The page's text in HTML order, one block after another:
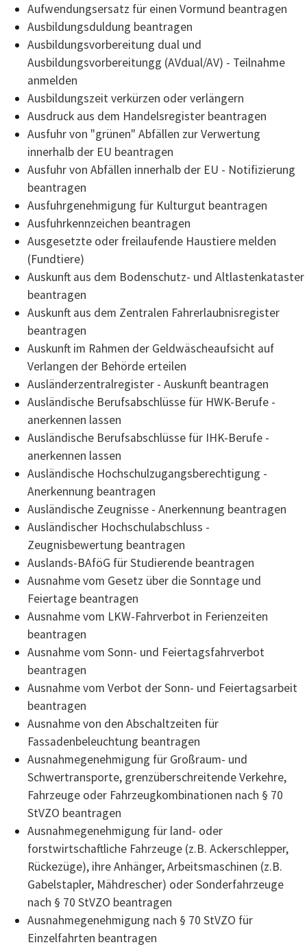
Aufwendungsersatz für einen Vormund beantragen
Ausbildungsduldung beantragen
Ausbildungsvorbereitung dual und
Ausbildungsvorbereitungg (AVdual/AV) - Teilnahme
anmelden
Ausbildungszeit verkürzen oder verlängern
Ausdruck aus dem Handelsregister beantragen
Ausfuhr von "grünen" Abfällen zur Verwertung
innerhalb der EU beantragen
Ausfuhr von Abfällen innerhalb der EU - Notifizierung
beantragen
Ausfuhrgenehmigung für Kulturgut beantragen
Ausfuhrkennzeichen beantragen
Ausgesetzte oder freilaufende Haustiere melden
(Fundtiere)
Auskunft aus dem Bodenschutz- und Altlastenkataster
beantragen
Auskunft aus dem Zentralen Fahrerlaubnisregister
beantragen
Auskunft im Rahmen der Geldwäscheaufsicht auf
Verlangen der Behörde erteilen
Ausländerzentralregister - Auskunft beantragen
Ausländische Berufsabschlüsse für HWK-Berufe -
anerkennen lassen
Ausländische Berufsabschlüsse für IHK-Berufe -
anerkennen lassen
Ausländische Hochschulzugangsberechtigung -
Anerkennung beantragen
Ausländische Zeugnisse - Anerkennung beantragen
Ausländischer Hochschulabschluss -
Zeugnisbewertung beantragen
Auslands-BAföG für Studierende beantragen
Ausnahme vom Gesetz über die Sonntage und
Feiertage beantragen
Ausnahme vom LKW-Fahrverbot in Ferienzeiten
beantragen
Ausnahme vom Sonn- und Feiertagsfahrverbot
beantragen
Ausnahme vom Verbot der Sonn- und Feiertagsarbeit
beantragen
Ausnahme von den Abschaltzeiten für
Fassadenbeleuchtung beantragen
Ausnahmegenehmigung für Großraum- und
Schwertransporte, grenzüberschreitende Verkehre,
Fahrzeuge oder Fahrzeugkombinationen nach § 70
StVZO beantragen
Ausnahmegenehmigung für land- oder
forstwirtschaftliche Fahrzeuge (z.B. Ackerschlepper,
Rückezüge), ihre Anhänger, Arbeitsmaschinen (z.B.
Gabelstapler, Mähdrescher) oder Sonderfahrzeuge
nach § 70 StVZO beantragen
Ausnahmegenehmigung nach § 70 StVZO für
Einzelfahrten beantragen